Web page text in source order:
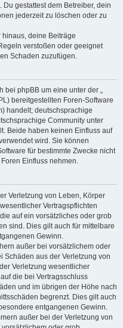
gestattest dem Betreiber, dein
jederzeit zu löschen oder zu
hinaus, deine Beiträge
verstoßen oder geeignet
Schaden zuzufügen.
bei phpBB um eine unter der „
bereitgestellten Foren-Software
handelt; deutschsprachige
Community unter
Beide haben keinen Einfluss auf
wird. Sie können
für bestimmte Zwecke nicht
Einfluss nehmen.
Verletzung von Leben, Körper
Vertragspflichten
auf ein vorsätzliches oder grob
sind. Dies gilt auch für mittelbare
Gewinn.
außer bei vorsätzlichem oder
Schäden aus der Verletzung von
Verletzung wesentlicher
die bei Vertragsschluss
und im übrigen der Höhe nach
begrenzt. Dies gilt auch
entgangenen Gewinn.
außer bei der Verletzung von